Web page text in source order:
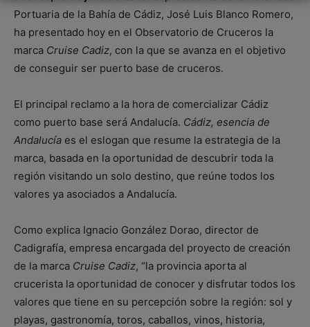
Portuaria de la Bahía de Cádiz, José Luis Blanco Romero,
ha presentado hoy en el Observatorio de Cruceros la
marca Cruise Cadiz, con la que se avanza en el objetivo
de conseguir ser puerto base de cruceros.
El principal reclamo a la hora de comercializar Cádiz
como puerto base será Andalucía. Cádiz, esencia de
Andalucía es el eslogan que resume la estrategia de la
marca, basada en la oportunidad de descubrir toda la
región visitando un solo destino, que reúne todos los
valores ya asociados a Andalucía.
Como explica Ignacio González Dorao, director de
Cadigrafía, empresa encargada del proyecto de creación
de la marca Cruise Cadiz, “la provincia aporta al
crucerista la oportunidad de conocer y disfrutar todos los
valores que tiene en su percepción sobre la región: sol y
playas, gastronomía, toros, caballos, vinos, historia,